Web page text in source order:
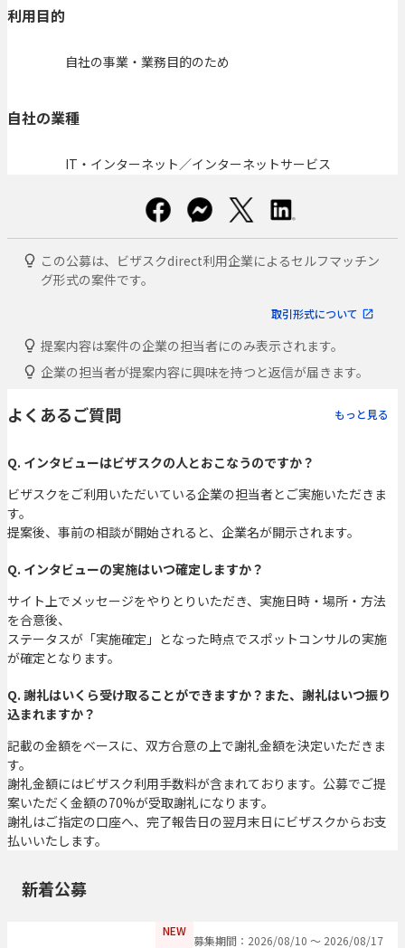
利用目的
自社の事業・業務目的のため
自社の業種
IT・インターネット／インターネットサービス
この公募は、ビザスクdirect利用企業によるセルフマッチン
グ形式の案件です。
取引形式について
提案内容は案件の企業の担当者にのみ表示されます。
企業の担当者が提案内容に興味を持つと返信が届きます。
よくあるご質問 もっと見る
Q. インタビューはビザスクの人とおこなうのですか？
ビザスクをご利用いただいている企業の担当者とご実施いただきま
す。
提案後、事前の相談が開始されると、企業名が開示されます。
Q. インタビューの実施はいつ確定しますか？
サイト上でメッセージをやりとりいただき、実施日時・場所・方法
を合意後、
ステータスが「実施確定」となった時点でスポットコンサルの実施
が確定となります。
Q. 謝礼はいくら受け取ることができますか？また、謝礼はいつ振り
込まれますか？
記載の金額をベースに、双方合意の上で謝礼金額を決定いただきま
す。
謝礼金額にはビザスク利用手数料が含まれております。公募でご提
案いただく金額の70%が受取謝礼になります。
謝礼はご指定の口座へ、完了報告日の翌月末日にビザスクからお支
払いいたします。
新着公募
NEW
募集期間：2026/08/10 〜 2026/08/17